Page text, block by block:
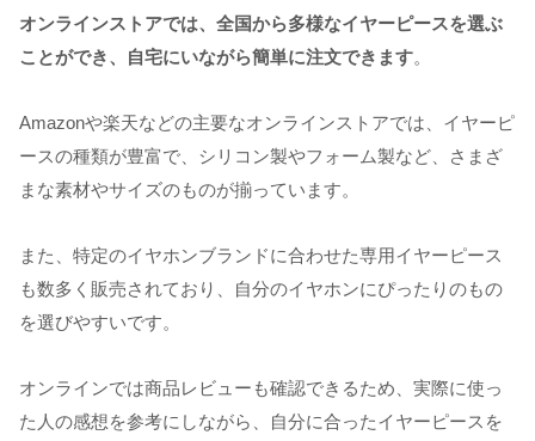
オンラインストアでは、全国から多様なイヤーピースを選ぶ
ことができ、自宅にいながら簡単に注文できます。
Amazonや楽天などの主要なオンラインストアでは、イヤーピ
ースの種類が豊富で、シリコン製やフォーム製など、さまざ
まな素材やサイズのものが揃っています。
また、特定のイヤホンブランドに合わせた専用イヤーピース
も数多く販売されており、自分のイヤホンにぴったりのもの
を選びやすいです。
オンラインでは商品レビューも確認できるため、実際に使っ
た人の感想を参考にしながら、自分に合ったイヤーピースを